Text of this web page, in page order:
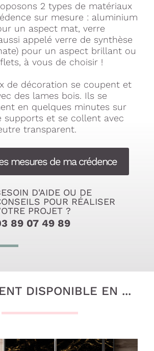
2 types de matériaux
sur mesure : aluminium
un aspect mat, verre
appelé verre de synthèse
pour un aspect brillant ou
à vous de choisir !
de décoration se coupent et
des lames bois. Ils se
en quelques minutes sur
supports et se collent avec
transparent.
mesures de ma crédence
D'AIDE OU DE
POUR RÉALISER
PROJET ?
89 07 49 89
DISPONIBLE EN ...